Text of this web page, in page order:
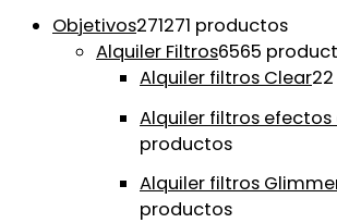
Objetivos271271 productos
Alquiler Filtros6565
Alquiler filtros Clear2
Alquiler filtros efectos
productos
Alquiler filtros
productos